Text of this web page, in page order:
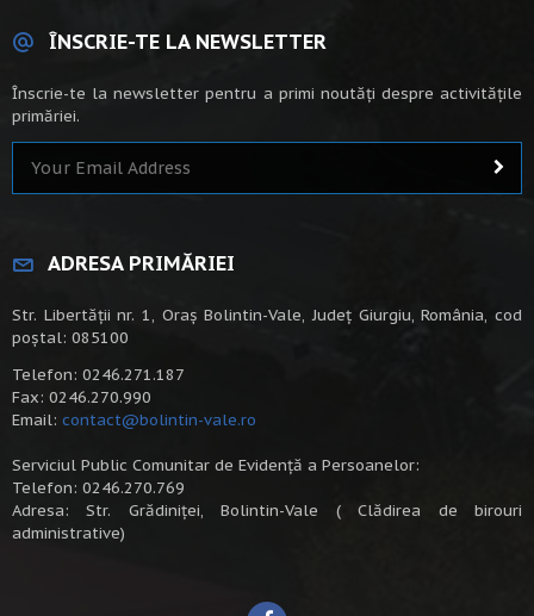
ÎNSCRIE-TE LA NEWSLETTER
Înscrie-te la newsletter pentru a primi noutăți despre activitățile
primăriei.
ADRESA PRIMĂRIEI
Str. Libertății nr. 1, Oraș Bolintin-Vale, Județ Giurgiu, România, cod
poștal: 085100
Telefon: 0246.271.187
Fax: 0246.270.990
Email: contact@bolintin-vale.ro
Serviciul Public Comunitar de Evidență a Persoanelor:
Telefon: 0246.270.769
Adresa: Str. Grădiniței, Bolintin-Vale ( Clădirea de birouri
administrative)